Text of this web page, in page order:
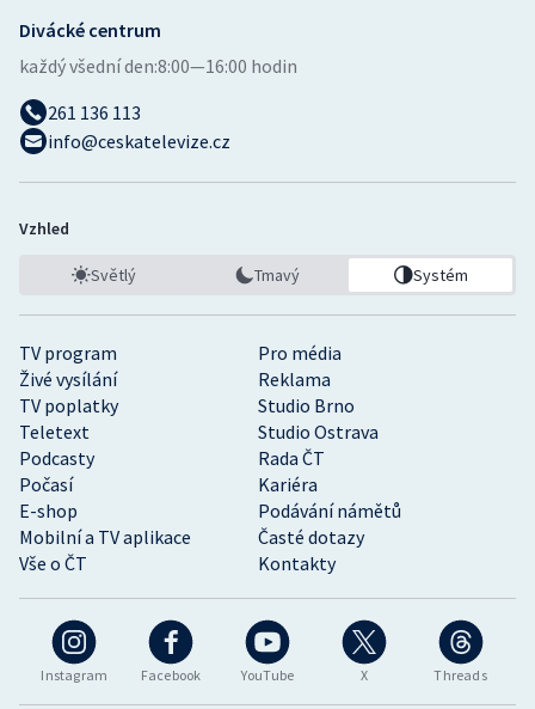
Instagram Facebook YouTube X Threads
TV program
Pro média
Živé vysílání
Reklama
TV poplatky
Studio Brno
Teletext
Studio Ostrava
Podcasty
Rada ČT
Počasí
Kariéra
E-shop
Podávání námětů
Mobilní a TV aplikace
Časté dotazy
Vše o ČT
Kontakty
Divácké centrum
každý všední den:8:00—16:00 hodin
261 136 113
info@ceskatelevize.cz
Vzhled
Světlý Tmavý Systém